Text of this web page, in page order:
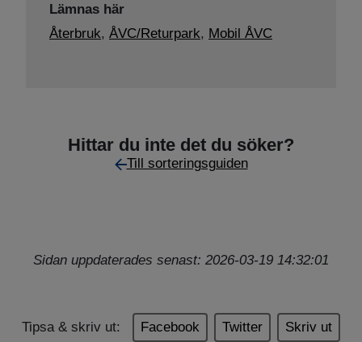
Lämnas här
Återbruk, ÅVC/Returpark, Mobil ÅVC
Hittar du inte det du söker?
Till sorteringsguiden
Sidan uppdaterades senast: 2026-03-19 14:32:01
Tipsa & skriv ut: Facebook Twitter Skriv ut